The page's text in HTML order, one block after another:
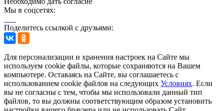
Мы в соцсетях:
Поделитесь ссылкой с друзьями:
Для персонализации и хранения настроек на Сайте мы
используем cookie файлы, которые сохраняются на Вашем
компьютере. Оставаясь на Сайте, вы соглашаетесь с
использованием cookie файлов на следующих Условиях. Если
вы не согласны с тем, чтобы мы использовали данный тип
файлов, то вы должны соответствующим образом установить